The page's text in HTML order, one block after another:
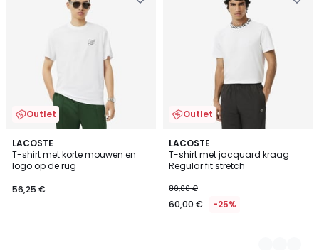
Outlet
LACOSTE
T-shirt met korte mouwen en
logo op de rug
56,25 €
Outlet
LACOSTE
T-shirt met jacquard kraag
Regular fit stretch
80,00 €
60,00 € -25%
2
Kleuren